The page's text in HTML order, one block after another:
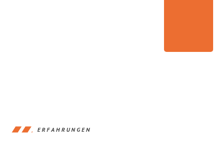
ERFAHRUNGEN